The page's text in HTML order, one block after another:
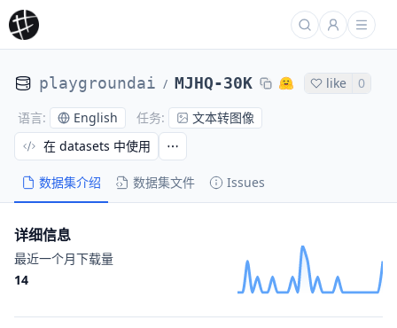
playgroundai / MJHQ-30K like 0
语言: English 任务: 文本转图像
数据集介绍 数据集文件 Issues
在 datasets 中使用
详细信息
最近一个月下载量
14